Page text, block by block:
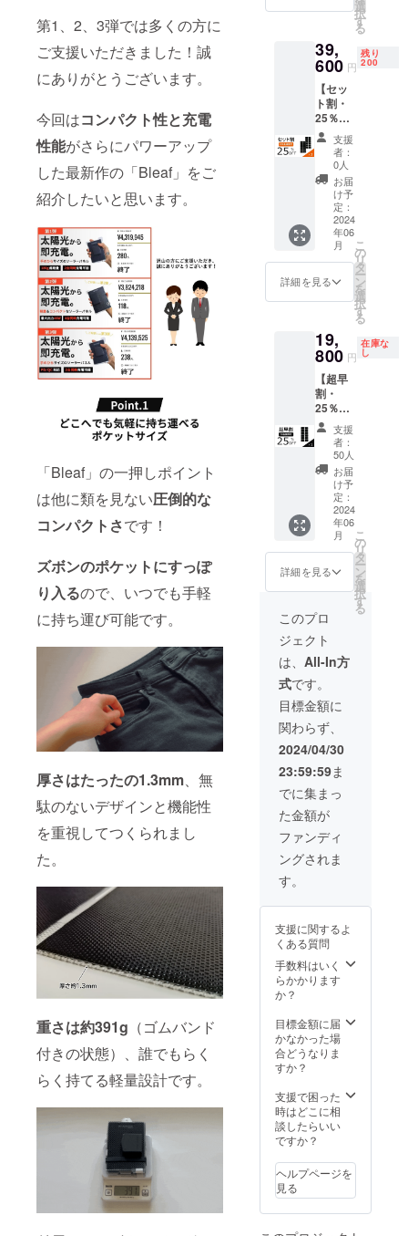
第1、2、3弾では多くの方に
ご支援いただきました！誠
にありがとうございます。
今回はコンパクト性と充電
性能がさらにパワーアップ
した最新作の「Bleaf」をご
紹介したいと思います。
「Bleaf」の一押しポイント
は他に類を見ない圧倒的な
コンパクトさです！
ズボンのポケットにすっぽ
り入るので、いつでも手軽
に持ち運び可能です。
厚さはたったの1.3mm、無
駄のないデザインと機能性
を重視してつくられまし
た。
重さは約391g （ゴムバンド
付きの状態）、誰でもらく
らく持てる軽量設計です。
は、デ
ザイ
ン・仕
様が一
部変更
になる
可能性
もござ
いま
す。 ※
配送は
海外発
送とな
り、中
国から
を利用
し、弊
後、お
客様へ
お届け
いたし
ます。
通常10
日程度
で配送
されま
すが、
海外輸
送中の
トラブ
ルや通
関時の
ギュ
ラー等
で、1か
月を超
えるこ
ともあ
りま
す。 ※
割引率
は販売
予定価
格に送
料を含
む合計
金額に
対する
もので
す。
上回っ
た場
合、製
造工程
上の都
合等に
より出
荷時期
が遅れ
る場合
がござ
いま
す。予
めご了
承くだ
さい。
※開発中
は、デ
ザイ
ン・仕
様が一
部変更
になる
可能性
もござ
いま
す。 ※※
配送は
海外発
送とな
り、中
国から
を利用
し、弊
へ到着
後、お
客様へ
お届け
ます。
通常10
日程度
で配送
されま
すが、
海外輸
送中の
トラブ
ルや通
関時の
イレ
ギュ
月を超
えるこ
ともあ
りま
す。 ※
割引率
格に送
料を含
む合計
もので
す。
み）→
円（消
費税・
送料込
み）
【内
容】
■Bleaf
ソー
ラーパ
ネル×2
■収納
ポーチ
×2 ■カ
ラビナ
×8 ■日
本語取
扱説明
想定を
上回っ
た場
合、製
造工程
上の都
合等に
より出
荷時期
が遅れ
る場合
がござ
いま
す。予
めご了
承くだ
さい。
※開発中
につき
は、デ
ザイ
ン・仕
様が一
部変更
になる
可能性
もござ
す。 ※
配送は
海外発
送とな
り、中
国から
航空便
社倉庫
へ到着
後、お
客様へ
お届け
いたし
日程度
で配送
されま
送中の
トラブ
ルや通
関時の
ギュ
ラー等
で、1か
月を超
選
択
す
る
39,
600 円
残り
200
【セッ
ト割・
25％OF
F】
Bleaf
ソー
ラーパ
ネル × 2
一般販
売予定
価格
52,800
円（消
費税込
み）→
39,600
費税・
送料込
み）
【内
容】
■Bleaf
ソー
ラーパ
ネル×2
■収納
ポーチ
×2 ■カ
ラビナ
×8 ■日
本語取
扱説明
書×2 ※
想定を
上回っ
た場
合、製
造工程
上の都
合等に
より出
荷時期
が遅れ
る場合
がござ
いま
す。予
めご了
承くだ
さい。
※開発中
まして
は、デ
ザイ
ン・仕
様が一
部変更
もござ
いま
す。 ※
送とな
り、中
国から
航空便
し、弊
社倉庫
へ到着
後、お
支援
者：
0人
お届
け予
定：
2024
年06
月
詳細を見る
こ
の
リ
タ
ー
ン
を
選
択
す
る
19,
800 円
在庫な
し
【超早
割・
25％OF
F】
Bleaf
ソー
ラーパ
ネル × 1
一般販
売予定
価格
26,400
円（消
費税込
み）→
19,800
円（消
費税・
送料込
み）
【内
容】
■Bleaf
ソー
ラーパ
ネル×1
■収納
ポーチ
×1 ■カ
ラビナ
×4 ■日
本語取
扱説明
書×1 ※
想定を
た場
合、製
造工程
上の都
合等に
荷時期
が遅れ
る場合
がござ
す。予
めご了
承くだ
さい。
の製品
につき
まして
は、デ
支援
者：
50人
お届
け予
定：
2024
年06
月
詳細を見る
こ
の
リ
タ
ー
ン
を
選
択
す
る
このプロ
ジェクト
は、 All-In方
式です。
目標金額に
関わらず、
2024/04/30
23:59:59ま
でに集まっ
た金額が
ファンディ
ングされま
す。
支援に関するよ
くある質問
手数料はいく
らかかります
か？
目標金額に届
かなかった場
合どうなりま
すか？
支援で困った
時はどこに相
談したらいい
ですか？
ヘルプページを
見る